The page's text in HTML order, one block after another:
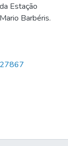
Estação
Barbéris.